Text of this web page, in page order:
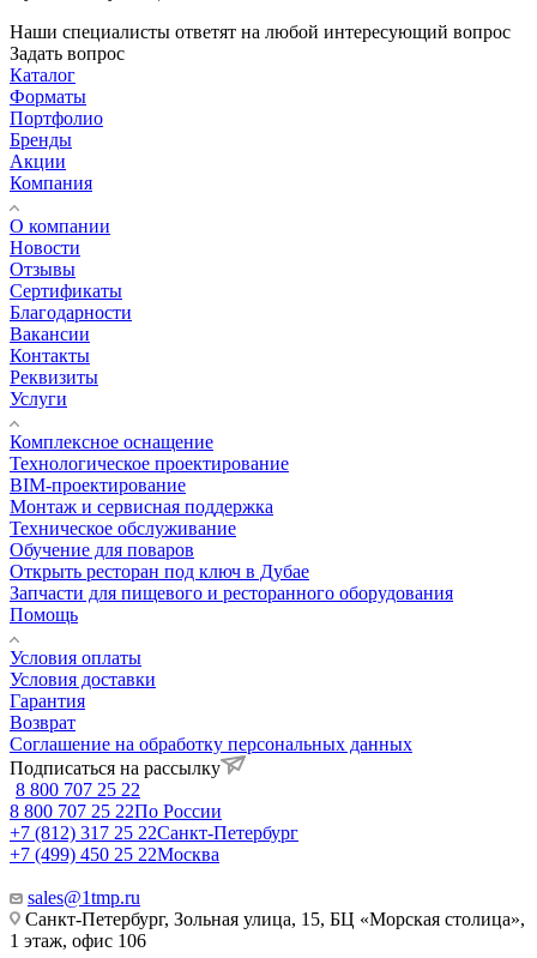
Наши специалисты ответят на любой интересующий вопрос
Задать вопрос
Каталог
Форматы
Портфолио
Бренды
Акции
Компания
О компании
Новости
Отзывы
Сертификаты
Благодарности
Вакансии
Контакты
Реквизиты
Услуги
Комплексное оснащение
Технологическое проектирование
BIM-проектирование
Монтаж и сервисная поддержка
Техническое обслуживание
Обучение для поваров
Открыть ресторан под ключ в Дубае
Запчасти для пищевого и ресторанного оборудования
Помощь
Условия оплаты
Условия доставки
Гарантия
Возврат
Соглашение на обработку персональных данных
Подписаться на рассылку
8 800 707 25 22
8 800 707 25 22По России
+7 (812) 317 25 22Санкт-Петербург
+7 (499) 450 25 22Москва
sales@1tmp.ru
Санкт-Петербург, Зольная улица, 15, БЦ «Морская столица»,
1 этаж, офис 106